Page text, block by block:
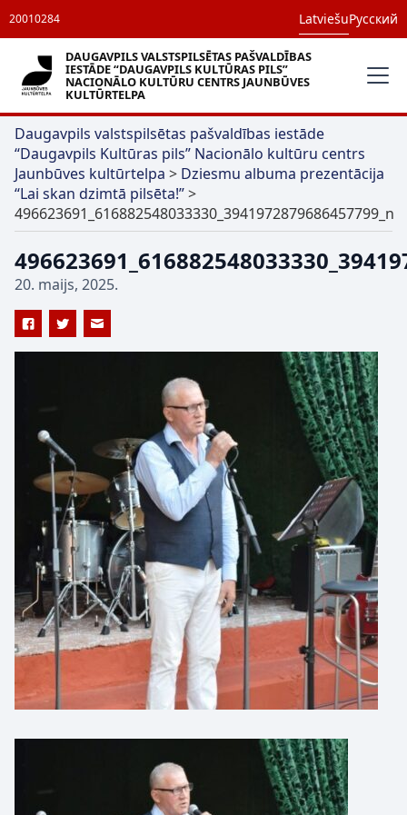
20010284 LatviešuРусский
DAUGAVPILS VALSTSPILSĒTAS PAŠVALDĪBAS
IESTĀDE “DAUGAVPILS KULTŪRAS PILS”
NACIONĀLO KULTŪRU CENTRS JAUNBŪVES
KULTŪRTELPA
Daugavpils valstspilsētas pašvaldības iestāde
“Daugavpils Kultūras pils” Nacionālo kultūru centrs
Jaunbūves kultūrtelpa > Dziesmu albuma prezentācija
“Lai skan dzimtā pilsēta!”>
496623691_616882548033330_3941972879686457799_n
20. maijs, 2025.